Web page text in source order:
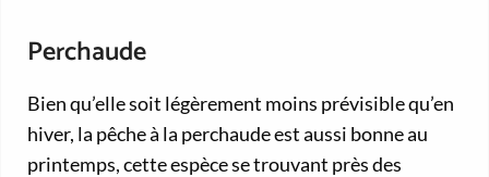
Perchaude
Bien qu’elle soit légèrement moins prévisible qu’en
hiver, la pêche à la perchaude est aussi bonne au
printemps, cette espèce se trouvant près des